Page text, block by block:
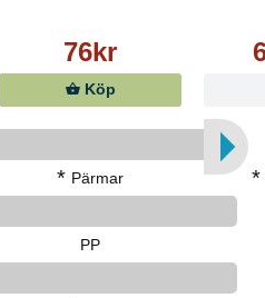
76kr
Köp
* Pärmar *
PP